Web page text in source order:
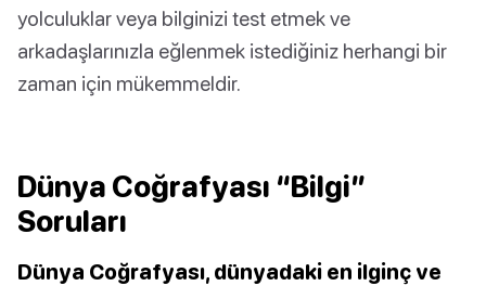
yolculuklar veya bilginizi test etmek ve
arkadaşlarınızla eğlenmek istediğiniz herhangi bir
zaman için mükemmeldir.
Dünya Coğrafyası “Bilgi”
Soruları
Dünya Coğrafyası, dünyadaki en ilginç ve